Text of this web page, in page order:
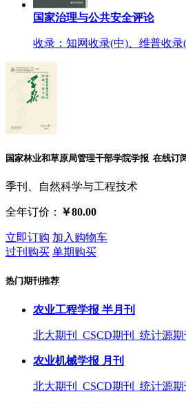
国家治理与公共安全评论
收录：知网收录(中)、维普收
国家林业和草原局管理干部学院学报 在线订
季刊、自然科学与工程技术
全年订价： ￥80.00
立即订购 加入购物车
过刊购买 单期购买
热门期刊推荐
农业工程学报 半月刊
北大期刊 CSCD期刊 统计源期
农业机械学报 月刊
北大期刊 CSCD期刊 统计源期